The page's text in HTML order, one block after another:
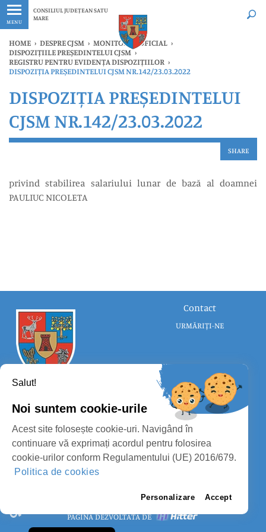
MENU
CONSILIUL JUDEȚEAN SATU
MARE
Ultimele
HOME › DESPRE CJSM › MONITORUL OFICIAL ›
DISPOZIȚIILE PREȘEDINTELUI CJSM ›
REGISTRU PENTRU EVIDENȚA DISPOZIȚIILOR ›
DISPOZIȚIA PREȘEDINTELUI CJSM NR.142/23.03.2022
DISPOZIȚIA PREȘEDINTELUI
CJSM NR.142/23.03.2022
SHARE
privind stabilirea salariului lunar de bază al doamnei
PAULIUC NICOLETA
PROTECȚIA DATELOR PERSONALE
MASS-MEDIA
PAGINĂ DEZVOLTATĂ DE
CONSILIUL JUDEȚEAN SATU MARE
Contact
URMĂRIȚI-NE
Salut!
Noi suntem cookie-urile
Acest site folosește cookie-uri. Navigând în
continuare vă exprimați acordul pentru folosirea
cookie-urilor conform Regulamentului (UE) 2016/679.
Politica de cookies
Personalizare Accept